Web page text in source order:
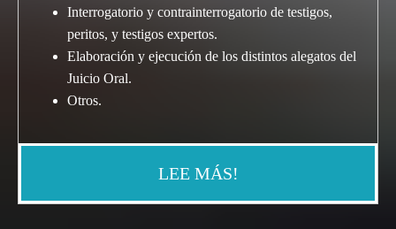
Interrogatorio y contrainterrogatorio de testigos,
peritos, y testigos expertos.
Elaboración y ejecución de los distintos alegatos del
Juicio Oral.
Otros.
LEE MÁS!